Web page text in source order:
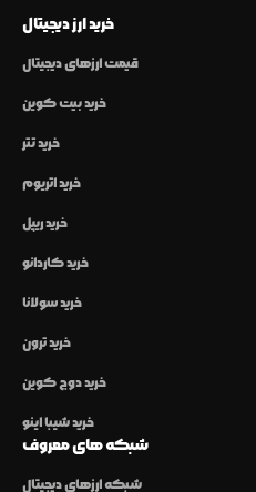
خرید ارز دیجیتال
قیمت ارزهای دیجیتال
خرید بیت کوین
خرید تتر
خرید اتریوم
خرید ریپل
خرید کاردانو
خرید سولانا
خرید ترون
خرید دوج کوین
خرید شیبا اینو
شبکه های معروف
شبکه ارزهای دیجیتال